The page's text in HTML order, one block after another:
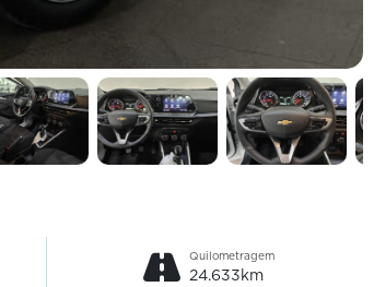
Quilometragem
24.633km